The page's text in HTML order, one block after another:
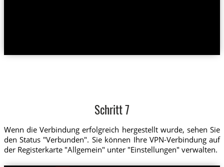
Schritt 7
Wenn die Verbindung erfolgreich hergestellt wurde, sehen Sie
den Status "Verbunden". Sie können Ihre VPN-Verbindung auf
der Registerkarte "Allgemein" unter "Einstellungen" verwalten.